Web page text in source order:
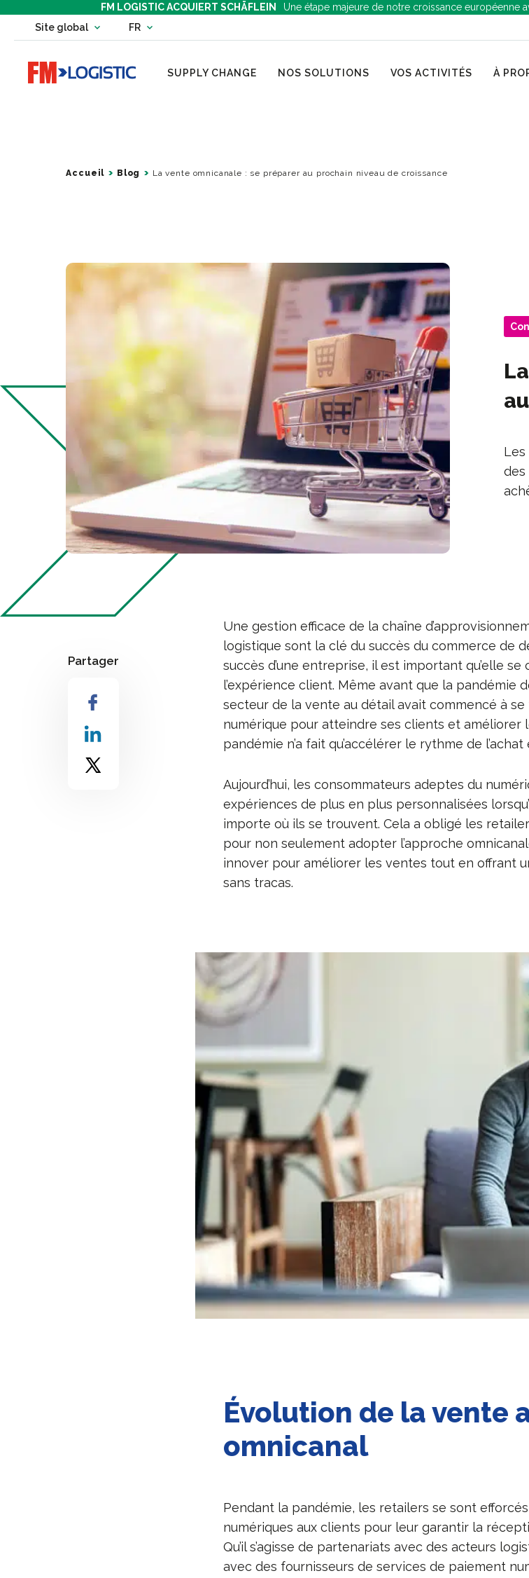
FM LOGISTIC ACQUIERT SCHÄFLEIN Une étape majeure de notre croissance européenne
Site global Change country website
FR
Change language
Go to home page
SUPPLY CHANGE NOS SOLUTIONS VOS ACTIVITÉS À
Accueil Blog La vente omnicanale : se préparer au prochain niveau de croissance
des
Partager
Une gestion efficace de la chaîne
logistique sont la clé du succès du commerce de
succès d’une entreprise, il est important qu’elle
l’expérience client. Même avant que la pandémie
secteur de la vente au détail avait commencé à se
numérique pour atteindre ses clients et améliorer
pandémie n’a fait qu’accélérer le rythme de l’achat
Aujourd’hui, les consommateurs adeptes du
expériences de plus en plus personnalisées
importe où ils se trouvent. Cela a obligé les
pour non seulement adopter l’approche
innover pour améliorer les ventes tout en offrant
sans tracas.
Évolution de la vente
omnicanal
Pendant la pandémie, les retailers se sont
numériques aux clients pour leur garantir la
Qu’il s’agisse de partenariats avec des acteurs
avec des fournisseurs de services de paiement